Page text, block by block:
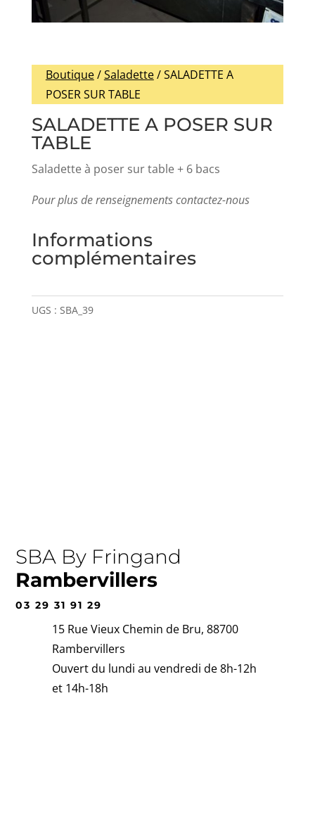
Boutique/Saladette/ SALADETTE A
POSER SUR TABLE
SALADETTE A POSER SUR
TABLE
Saladette à poser sur table + 6 bacs
Pour plus de renseignements contactez-nous
Informations
complémentaires
UGS : SBA_39
SBA By Fringand
Rambervillers
03 29 31 91 29
15 Rue Vieux Chemin de Bru, 88700
Rambervillers
Ouvert du lundi au vendredi de 8h-12h
et 14h-18h